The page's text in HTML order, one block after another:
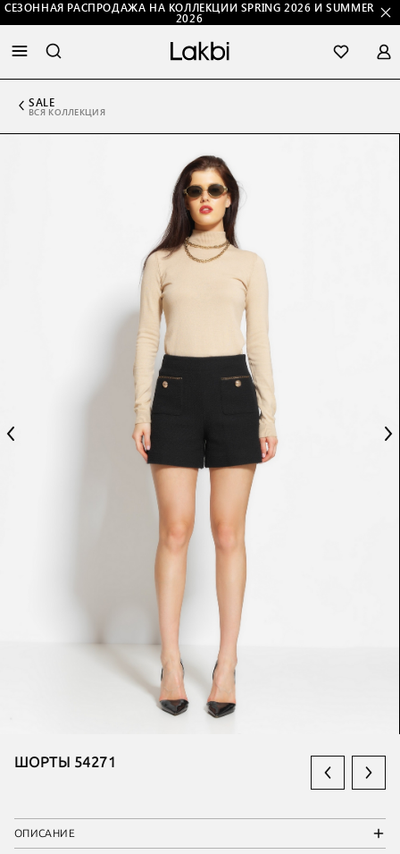
СЕЗОННАЯ РАСПРОДАЖА НА КОЛЛЕКЦИИ SPRING 2026 И SUMMER
2026
SALE
ВСЯ КОЛЛЕКЦИЯ
ШОРТЫ 54271
ОПИСАНИЕ